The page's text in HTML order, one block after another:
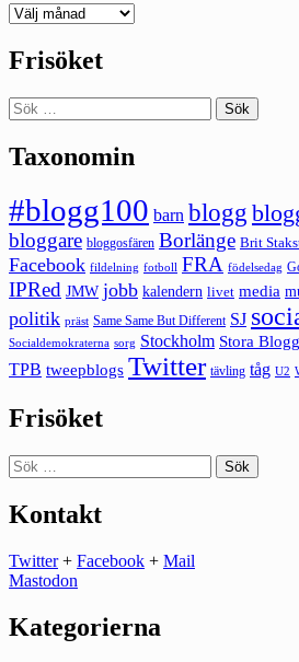
Deepedition
Frisöket
Sök
efter:
Taxonomin
#blogg100 barn blogg
bloggare bloggosfären Borlänge Brit
Facebook fildelning fotboll FRA födelsedag
IPRed JMW jobb kalendern livet media
politik präst Same Same But Different SJ
Socialdemokraterna sorg Stockholm Stora
TPB tweepblogs Twitter tävling tåg U2
Frisöket
Sök
efter:
Kontakt
Twitter+ Facebook + Mail
Mastodon
Kategorierna